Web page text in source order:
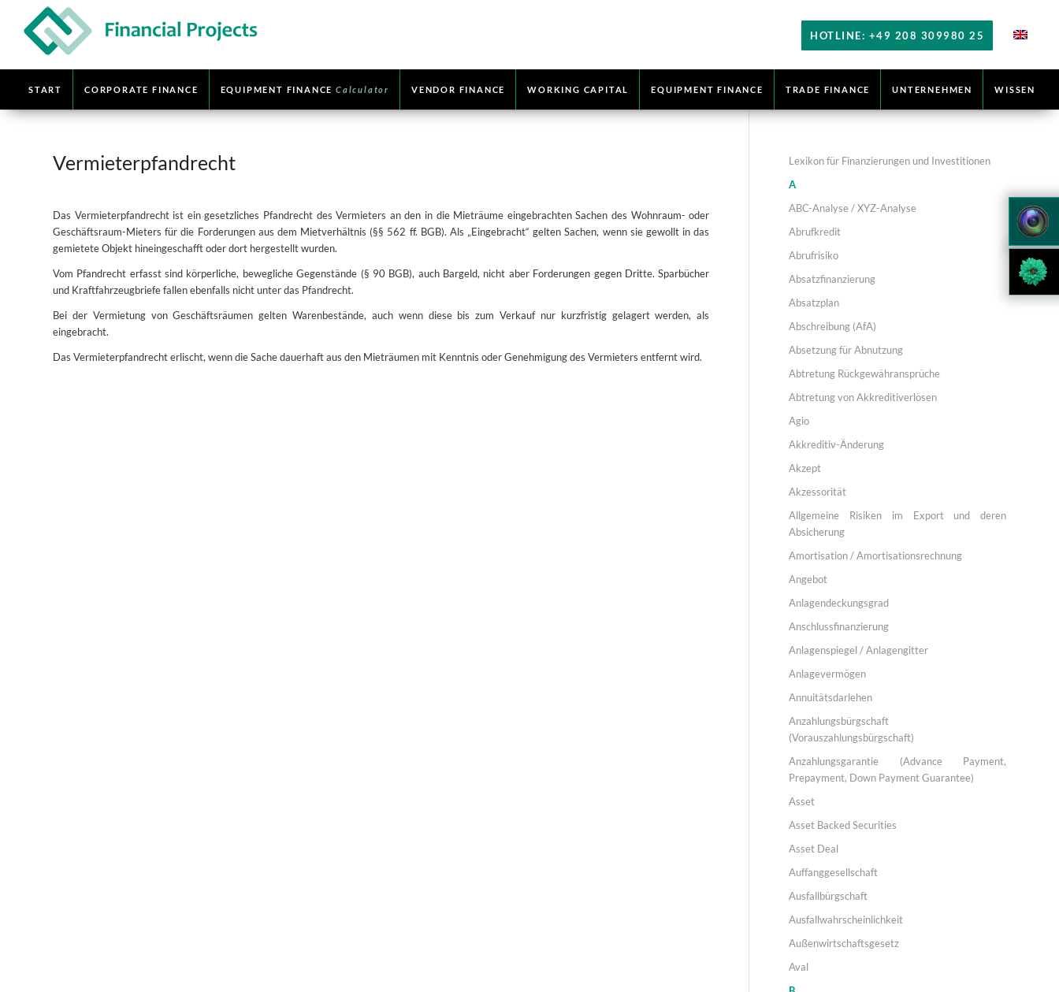
HOTLINE: +49 208 309980 25
START CORPORATE FINANCE EQUIPMENT FINANCECalculator VENDOR FINANCE WORKING CAPITAL EQUIPMENT FINANCE TRADE FINANCE UNTERNEHMEN WISSEN
Vermieterpfandrecht
Das Vermieterpfandrecht ist ein gesetzliches Pfandrecht des Vermieters an den in die Mieträume eingebrachten Sachen des Wohnraum- oder
Geschäftsraum-Mieters für die Forderungen aus dem Mietverhältnis (§§ 562 ff. BGB). Als „Eingebracht“ gelten Sachen, wenn sie gewollt in das
gemietete Objekt hineingeschafft oder dort hergestellt wurden.
Vom Pfandrecht erfasst sind körperliche, bewegliche Gegenstände (§ 90 BGB), auch Bargeld, nicht aber Forderungen gegen Dritte. Sparbücher
und Kraftfahrzeugbriefe fallen ebenfalls nicht unter das Pfandrecht.
Bei der Vermietung von Geschäftsräumen gelten Warenbestände, auch wenn diese bis zum Verkauf nur kurzfristig gelagert werden, als
eingebracht.
Das Vermieterpfandrecht erlischt, wenn die Sache dauerhaft aus den Mieträumen mit Kenntnis oder Genehmigung des Vermieters entfernt wird.
Lexikon für Finanzierungen und Investitionen
A
ABC-Analyse / XYZ-Analyse
Abrufkredit
Abrufrisiko
Absatzfinanzierung
Absatzplan
Abschreibung (AfA)
Absetzung für Abnutzung
Abtretung Rückgewähransprüche
Abtretung von Akkreditiverlösen
Agio
Akkreditiv-Änderung
Akzept
Akzessorität
Allgemeine Risiken im Export und deren
Absicherung
Amortisation / Amortisationsrechnung
Angebot
Anlagendeckungsgrad
Anschlussfinanzierung
Anlagenspiegel / Anlagengitter
Anlagevermögen
Annuitätsdarlehen
Anzahlungsbürgschaft
(Vorauszahlungsbürgschaft)
Anzahlungsgarantie (Advance Payment,
Prepayment, Down Payment Guarantee)
Asset
Asset Backed Securities
Asset Deal
Auffanggesellschaft
Ausfallbürgschaft
Ausfallwahrscheinlichkeit
Außenwirtschaftsgesetz
Aval